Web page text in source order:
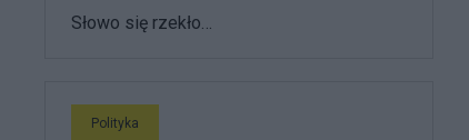
Słowo się rzekło…
Polityka